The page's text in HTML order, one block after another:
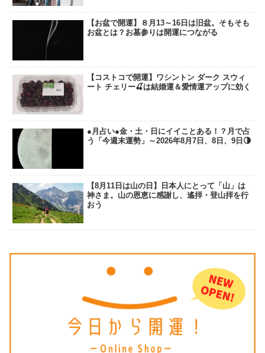
【お盆で開運】８月13～16日は旧盆。そもそも
お盆とは？お墓参りは開運につながる
【コストコで開運】ワシントン ダーク スウィ
ート チェリー🍒は結婚運＆愛情運アップに効く
●月占い●金・土・日にイイことある！？月で占
う「今週末運勢」～2026年8月7日、8日、9日🌗
【8月11日は山の日】日本人にとって「山」は
神さま。山の恩恵に感謝し、遙拝・登山拝を行
おう